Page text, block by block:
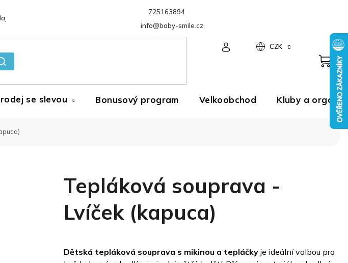
725163894
info@baby-smile.cz
CZK
se slevou Bonusový program Velkoobchod Kluby a
Tepláková souprava -
Lvíček (kapuca)
Dětská tepláková souprava s mikinou a tepláčky je ideální volbou pro